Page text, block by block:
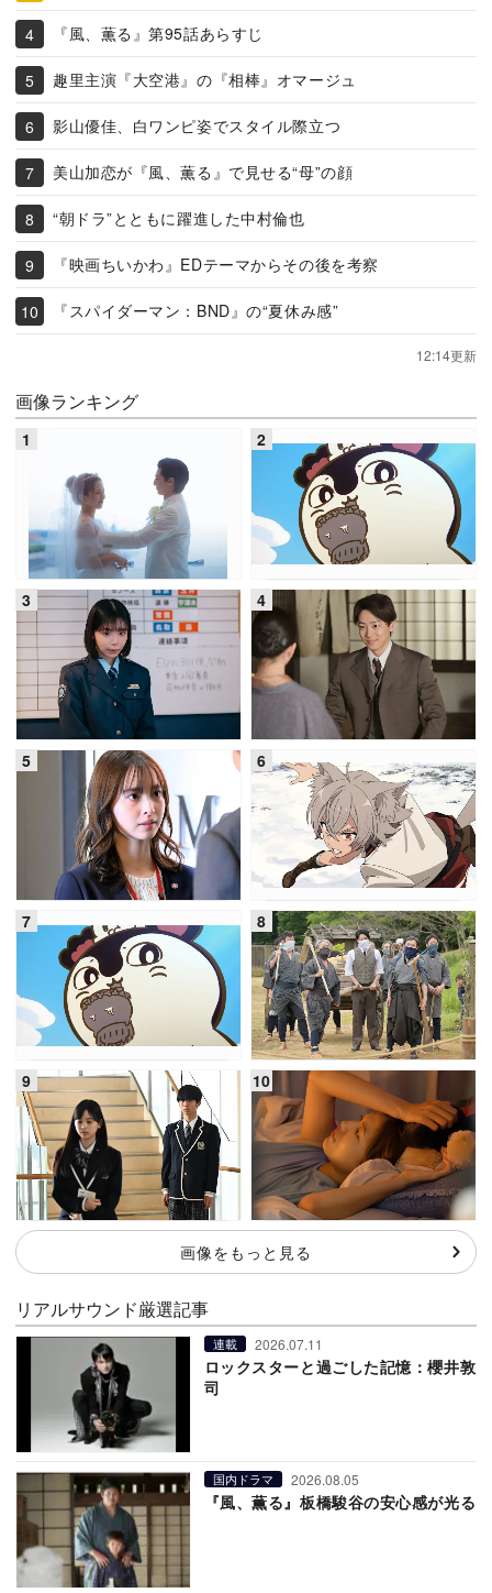
『風、薫る』第95話あらすじ
趣里主演『大空港』の『相棒』オマージュ
影山優佳、白ワンピ姿でスタイル際立つ
美山加恋が『風、薫る』で見せる“母”の顔
“朝ドラ”とともに躍進した中村倫也
『映画ちいかわ』EDテーマからその後を考察
『スパイダーマン：BND』の“夏休み感”
12:14更新
画像ランキング
画像をもっと見る
リアルサウンド厳選記事
連載 2026.07.11
ロックスターと過ごした記憶：櫻井敦
司
国内ドラマ 2026.08.05
『風、薫る』板橋駿谷の安心感が光る